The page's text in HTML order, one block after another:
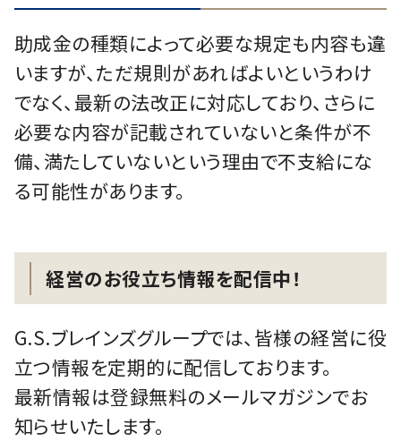
助成金の種類によって必要な規定も内容も違
いますが、ただ規則があればよいというわけ
でなく、最新の法改正に対応しており、さらに
必要な内容が記載されていないと条件が不
備、満たしていないという理由で不支給にな
る可能性があります。
経営のお役立ち情報を配信中！
G.S.ブレインズグループでは、皆様の経営に役
立つ情報を定期的に配信しております。
最新情報は登録無料のメールマガジンでお
知らせいたします。